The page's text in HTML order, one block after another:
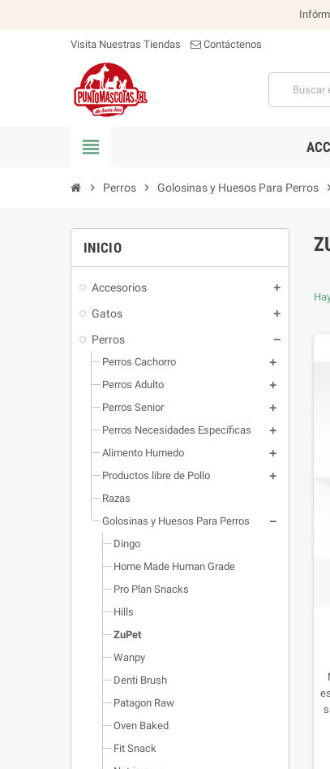
Visita Nuestras Tiendas Contáctenos
view_headline
chevron_right Perros chevron_right Golosinas y Huesos Para Perros
INICIO
Accesorios
Gatos
Perros
Perros Cachorro
Perros Adulto
Perros Senior
Perros Necesidades Específicas
Alimento Humedo
Productos libre de Pollo
Razas
Golosinas y Huesos Para Perros
Dingo
Home Made Human Grade
Pro Plan Snacks
Hills
ZuPet
Wanpy
Denti Brush
Patagon Raw
Oven Baked
Fit Snack